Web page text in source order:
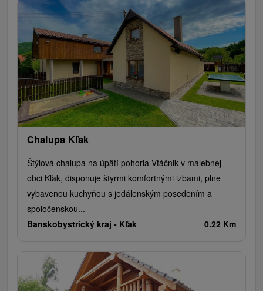
Chalupa Kľak
Štýlová chalupa na úpätí pohoria Vtáčnik v malebnej
obci Kľak, disponuje štyrmi komfortnými izbami, plne
vybavenou kuchyňou s jedálenským posedením a
spoločenskou...
Banskobystrický kraj - Kľak 0.22 Km